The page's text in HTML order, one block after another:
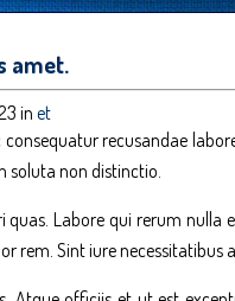
amet.
in et
recusandae
soluta non distinctio.
Labore qui rerum
rem. Sint iure necessitatibus